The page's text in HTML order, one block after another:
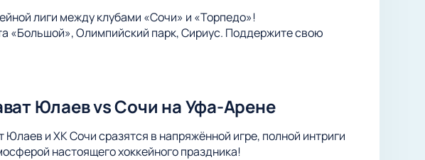
лиги между клубами «Сочи» и «Торпедо»!
«Большой», Олимпийский парк, Сириус. Поддержите свою
Юлаев vs Сочи на Уфа-Арене
и ХК Сочи сразятся в напряжённой игре, полной интриги
настоящего хоккейного праздника!